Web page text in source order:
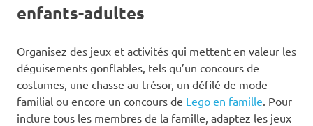
enfants-adultes
Organisez des jeux et activités qui mettent en valeur les
déguisements gonflables, tels qu’un concours de
costumes, une chasse au trésor, un défilé de mode
familial ou encore un concours de Lego en famille. Pour
inclure tous les membres de la famille, adaptez les jeux